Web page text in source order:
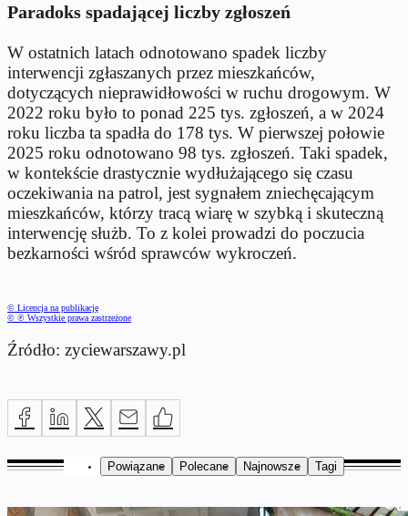
Paradoks spadającej liczby zgłoszeń
W ostatnich latach odnotowano spadek liczby
interwencji zgłaszanych przez mieszkańców,
dotyczących nieprawidłowości w ruchu drogowym. W
2022 roku było to ponad 225 tys. zgłoszeń, a w 2024
roku liczba ta spadła do 178 tys. W pierwszej połowie
2025 roku odnotowano 98 tys. zgłoszeń. Taki spadek,
w kontekście drastycznie wydłużającego się czasu
oczekiwania na patrol, jest sygnałem zniechęcającym
mieszkańców, którzy tracą wiarę w szybką i skuteczną
interwencję służb. To z kolei prowadzi do poczucia
bezkarności wśród sprawców wykroczeń.
© Licencja na publikację
© ℗ Wszystkie prawa zastrzeżone
Źródło: zyciewarszawy.pl
Powiązane Polecane Najnowsze Tagi